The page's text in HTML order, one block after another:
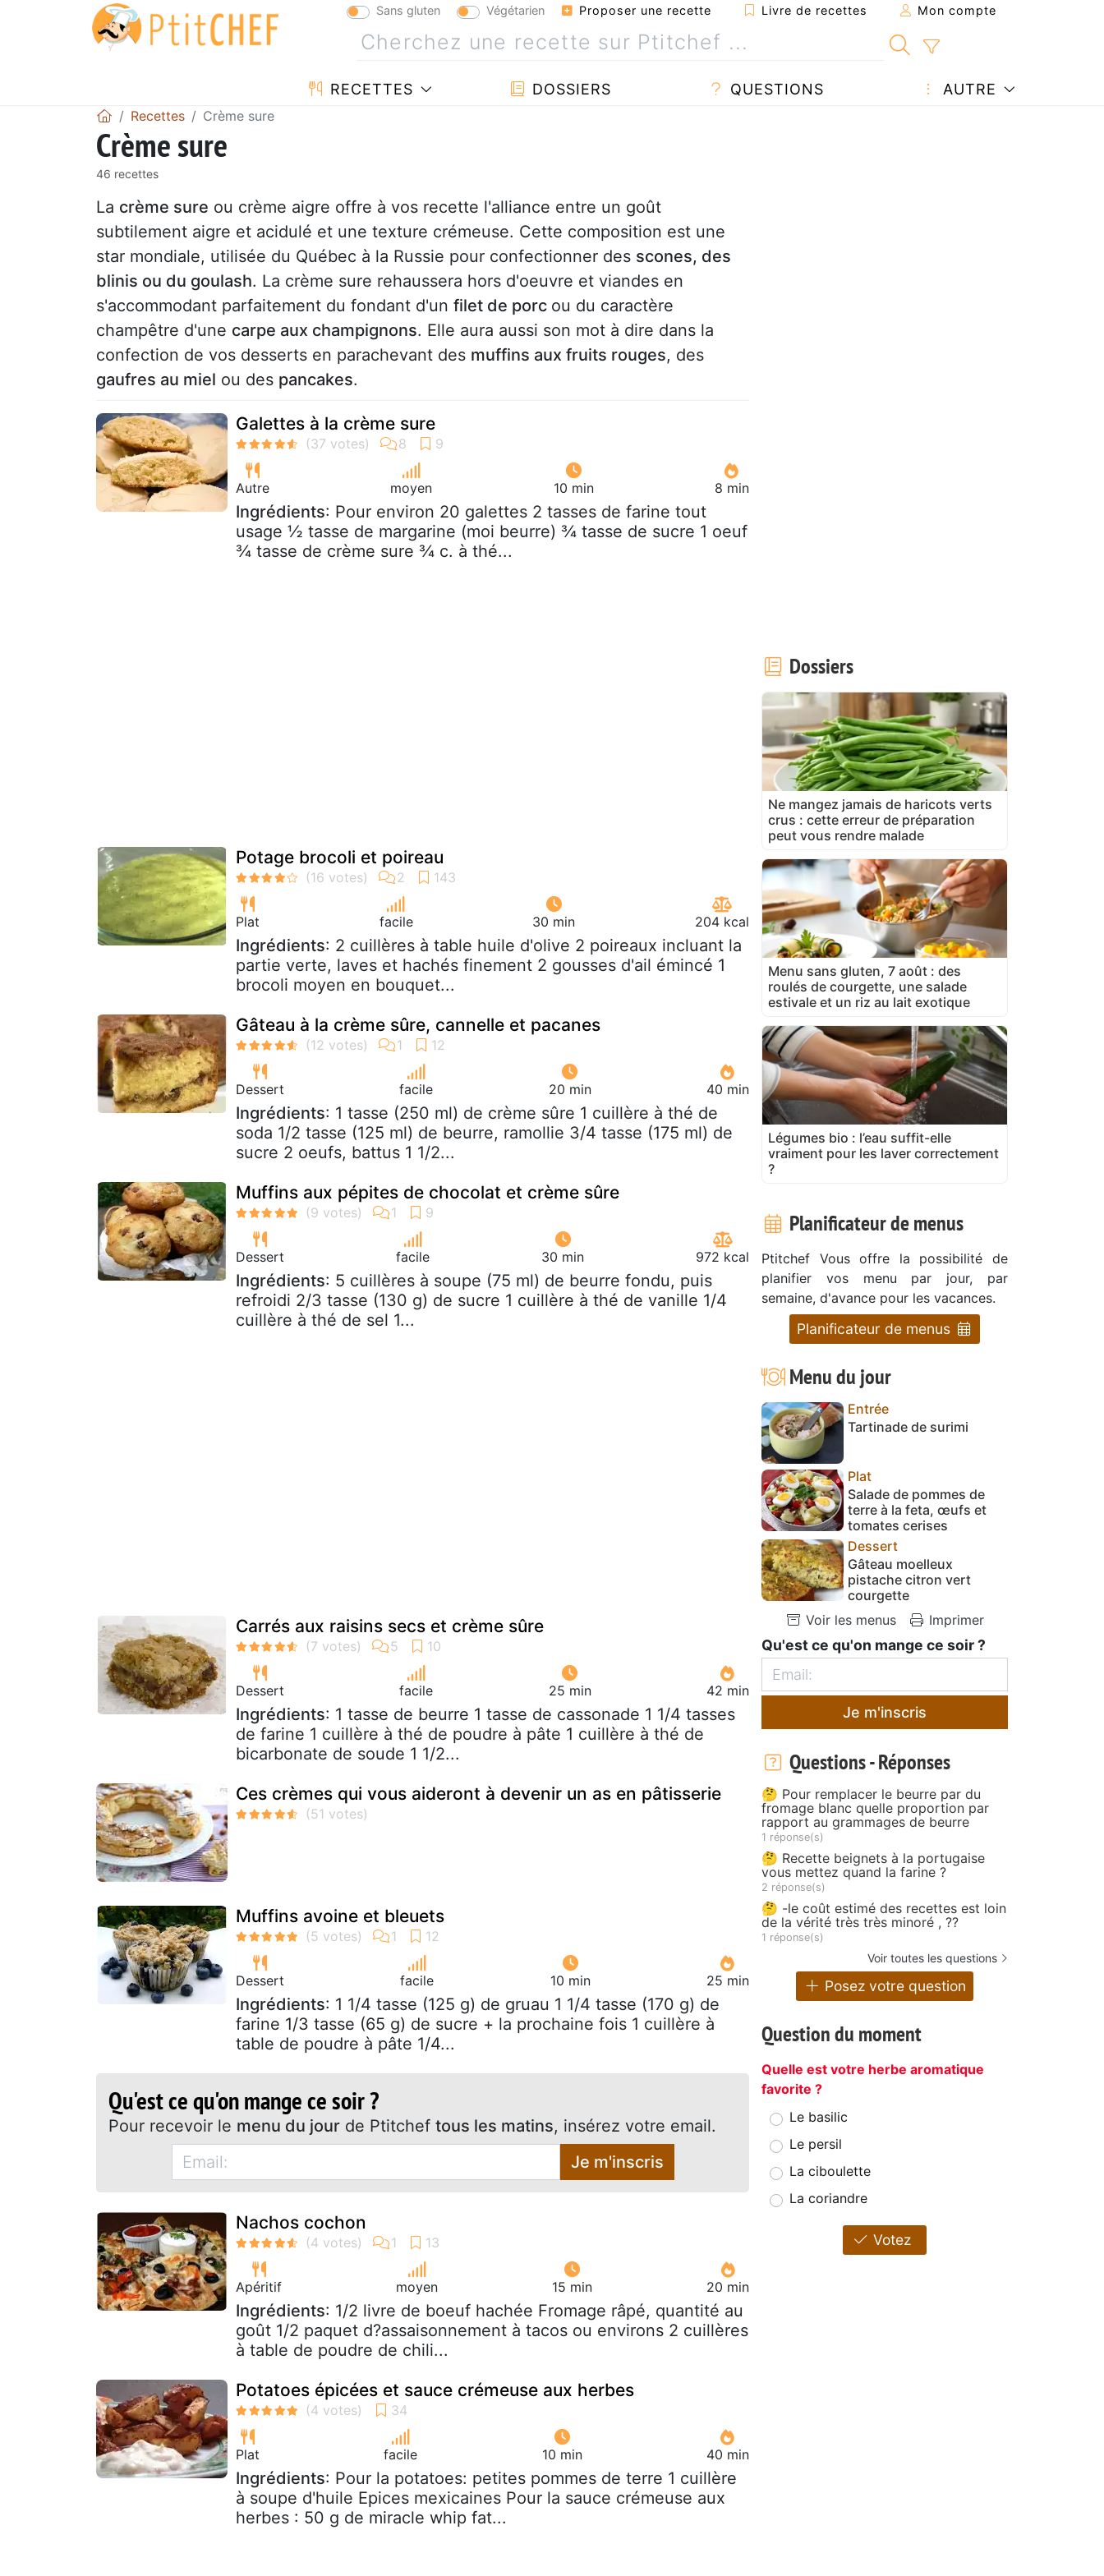
Sans gluten Végétarien Proposer une recette Livre de recettes Mon compte
RECETTES DOSSIERS QUESTIONS AUTRE
Recettes Crème sure
Crème sure
46 recettes
La crème sure ou crème aigre offre à vos recette l'alliance entre un goût
subtilement aigre et acidulé et une texture crémeuse. Cette composition est une
star mondiale, utilisée du Québec à la Russie pour confectionner des scones, des
blinis ou du goulash. La crème sure rehaussera hors d'oeuvre et viandes en
s'accommodant parfaitement du fondant d'un filet de porc ou du caractère
champêtre d'une carpe aux champignons. Elle aura aussi son mot à dire dans la
confection de vos desserts en parachevant des muffins aux fruits rouges, des
gaufres au miel ou des pancakes.
Galettes à la crème sure
Autre moyen 10 min 8 min
Ingrédients: Pour environ 20 galettes 2 tasses de farine tout
usage ½ tasse de margarine (moi beurre) ¾ tasse de sucre 1 oeuf
¾ tasse de crème sure ¾ c. à thé...
Potage brocoli et poireau
Plat facile 30 min 204 kcal
Ingrédients: 2 cuillères à table huile d'olive 2 poireaux incluant la
partie verte, laves et hachés finement 2 gousses d'ail émincé 1
brocoli moyen en bouquet...
Gâteau à la crème sûre, cannelle et pacanes
Dessert facile 20 min 40 min
Ingrédients: 1 tasse (250 ml) de crème sûre 1 cuillère à thé de
soda 1/2 tasse (125 ml) de beurre, ramollie 3/4 tasse (175 ml) de
sucre 2 oeufs, battus 1 1/2...
Muffins aux pépites de chocolat et crème sûre
Dessert facile 30 min 972 kcal
Ingrédients: 5 cuillères à soupe (75 ml) de beurre fondu, puis
refroidi 2/3 tasse (130 g) de sucre 1 cuillère à thé de vanille 1/4
cuillère à thé de sel 1...
Carrés aux raisins secs et crème sûre
Dessert facile 25 min 42 min
Ingrédients: 1 tasse de beurre 1 tasse de cassonade 1 1/4 tasses
de farine 1 cuillère à thé de poudre à pâte 1 cuillère à thé de
bicarbonate de soude 1 1/2...
Ces crèmes qui vous aideront à devenir un as en pâtisserie
Muffins avoine et bleuets
Dessert facile 10 min 25 min
Ingrédients: 1 1/4 tasse (125 g) de gruau 1 1/4 tasse (170 g) de
farine 1/3 tasse (65 g) de sucre + la prochaine fois 1 cuillère à
table de poudre à pâte 1/4...
Qu'est ce qu'on mange ce soir ?
Pour recevoir le menu du jour de Ptitchef tous les matins, insérez votre email.
Je m'inscris
Nachos cochon
Apéritif moyen 15 min 20 min
Ingrédients: 1/2 livre de boeuf hachée Fromage râpé, quantité au
goût 1/2 paquet d?assaisonnement à tacos ou environs 2 cuillères
à table de poudre de chili...
Potatoes épicées et sauce crémeuse aux herbes
Plat facile 10 min 40 min
Ingrédients: Pour la potatoes: petites pommes de terre 1 cuillère
à soupe d'huile Epices mexicaines Pour la sauce crémeuse aux
herbes : 50 g de miracle whip fat...
Dossiers
Ne mangez jamais de haricots verts
crus : cette erreur de préparation
peut vous rendre malade
Menu sans gluten, 7 août : des
roulés de courgette, une salade
estivale et un riz au lait exotique
Légumes bio : l’eau suffit-elle
vraiment pour les laver correctement
?
Planificateur de menus
Ptitchef Vous offre la possibilité de
planifier vos menu par jour, par
semaine, d'avance pour les vacances.
Planificateur de menus
Menu du jour
Entrée
Tartinade de surimi
Plat
Salade de pommes de
terre à la feta, œufs et
tomates cerises
Dessert
Gâteau moelleux
pistache citron vert
courgette
Voir les menus
Imprimer
Qu'est ce qu'on mange ce soir ?
Je m'inscris
Questions - Réponses
🤔 Pour remplacer le beurre par du
fromage blanc quelle proportion par
rapport au grammages de beurre
1 réponse(s)
🤔 Recette beignets à la portugaise
vous mettez quand la farine ?
2 réponse(s)
🤔 -le coût estimé des recettes est loin
de la vérité très très minoré , ??
1 réponse(s)
Voir toutes les questions
Posez votre question
Question du moment
Quelle est votre herbe aromatique
favorite ?
Le basilic
Le persil
La ciboulette
La coriandre
Votez